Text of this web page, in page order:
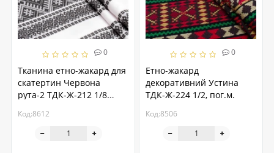
0
Тканина етно-жакард для
скатертин Червона
рута-2 ТДК-Ж-212 1/8
Код:8612
0
Етно-жакард
декоративний Устина
ТДК-Ж-224 1/2, пог.м.
Код:8506